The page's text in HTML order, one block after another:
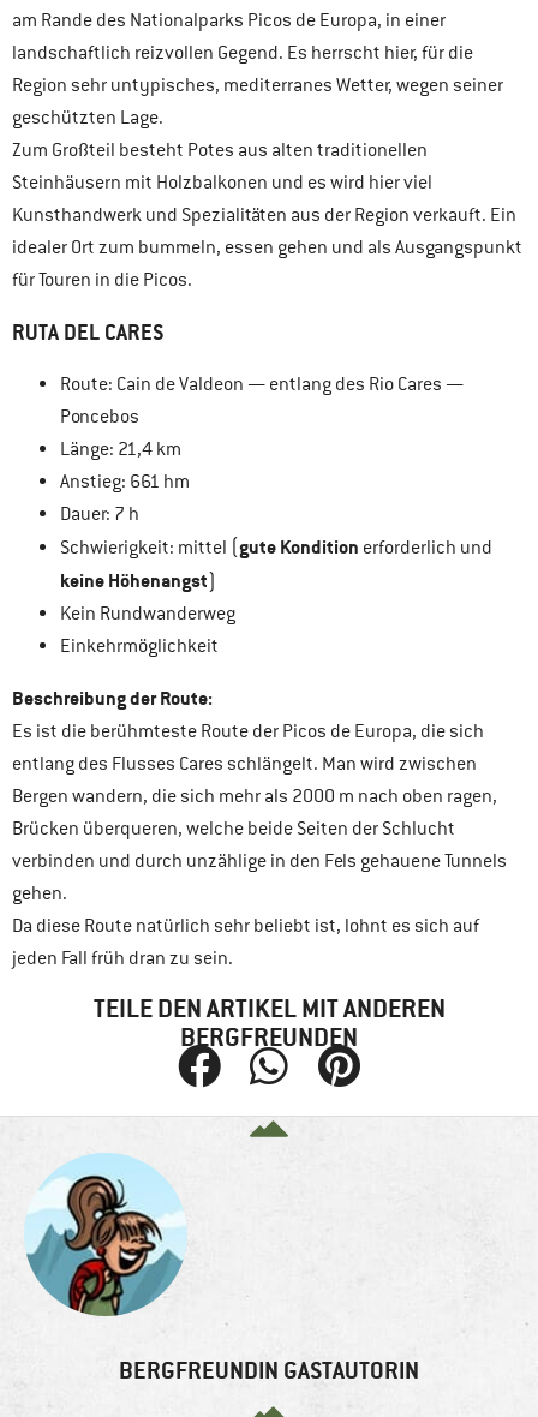
am Rande des Nationalparks Picos de Europa, in einer
landschaftlich reizvollen Gegend. Es herrscht hier, für die
Region sehr untypisches, mediterranes Wetter, wegen seiner
geschützten Lage.
Zum Großteil besteht Potes aus alten traditionellen
Steinhäusern mit Holzbalkonen und es wird hier viel
Kunsthandwerk und Spezialitäten aus der Region verkauft. Ein
idealer Ort zum bummeln, essen gehen und als Ausgangspunkt
für Touren in die Picos.
RUTA DEL CARES
Route: Cain de Valdeon — entlang des Rio Cares —
Poncebos
Länge: 21,4 km
Anstieg: 661 hm
Dauer: 7 h
Schwierigkeit: mittel (gute Kondition erforderlich und
keine Höhenangst)
Kein Rundwanderweg
Einkehrmöglichkeit
Beschreibung der Route:
Es ist die berühmteste Route der Picos de Europa, die sich
entlang des Flusses Cares schlängelt. Man wird zwischen
Bergen wandern, die sich mehr als 2000 m nach oben ragen,
Brücken überqueren, welche beide Seiten der Schlucht
verbinden und durch unzählige in den Fels gehauene Tunnels
gehen.
Da diese Route natürlich sehr beliebt ist, lohnt es sich auf
jeden Fall früh dran zu sein.
TEILE DEN ARTIKEL MIT ANDEREN
BERGFREUNDEN
BERGFREUNDIN GASTAUTORIN